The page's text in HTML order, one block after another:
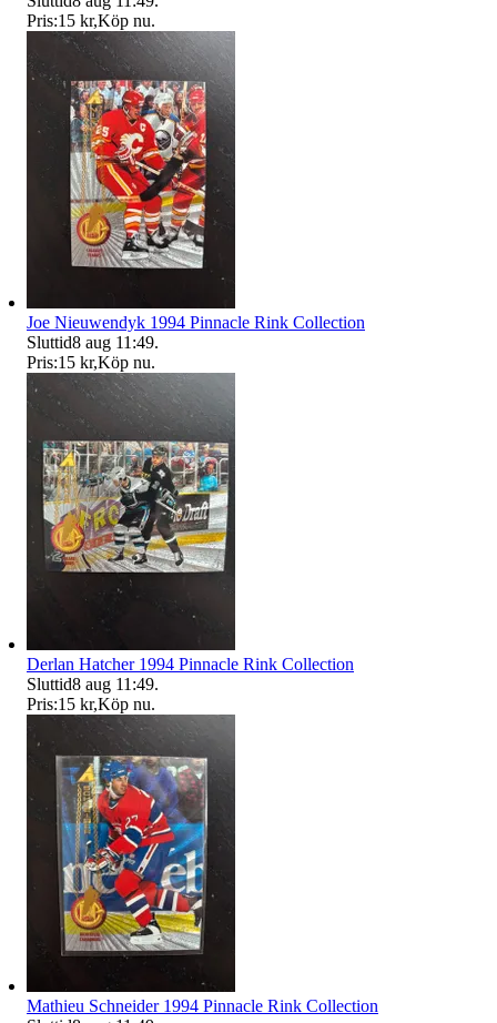
Pris:15 kr,Köp nu.
Joe Nieuwendyk 1994 Pinnacle Rink Collection
Sluttid8 aug 11:49.
Pris:15 kr,Köp nu.
Derlan Hatcher 1994 Pinnacle Rink Collection
Sluttid8 aug 11:49.
Pris:15 kr,Köp nu.
Mathieu Schneider 1994 Pinnacle Rink Collection